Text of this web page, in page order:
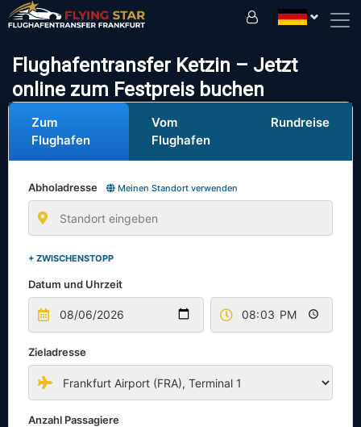
Flughafentransfer Ketzin – Jetzt
online zum Festpreis buchen
Zum
Flughafen
Vom
Flughafen
Rundreise
Abholadresse Meinen Standort verwenden
+ ZWISCHENSTOPP
Datum und Uhrzeit
Zieladresse
Anzahl Passagiere